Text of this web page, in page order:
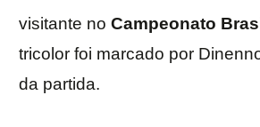
visitante no Campeonato
tricolor foi marcado por
da partida.